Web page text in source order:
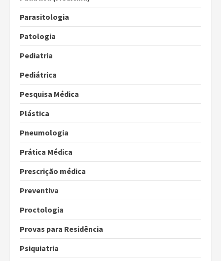
Parasitologia
Patologia
Pediatria
Pediátrica
Pesquisa Médica
Plástica
Pneumologia
Prática Médica
Prescrição médica
Preventiva
Proctologia
Provas para Residência
Psiquiatria